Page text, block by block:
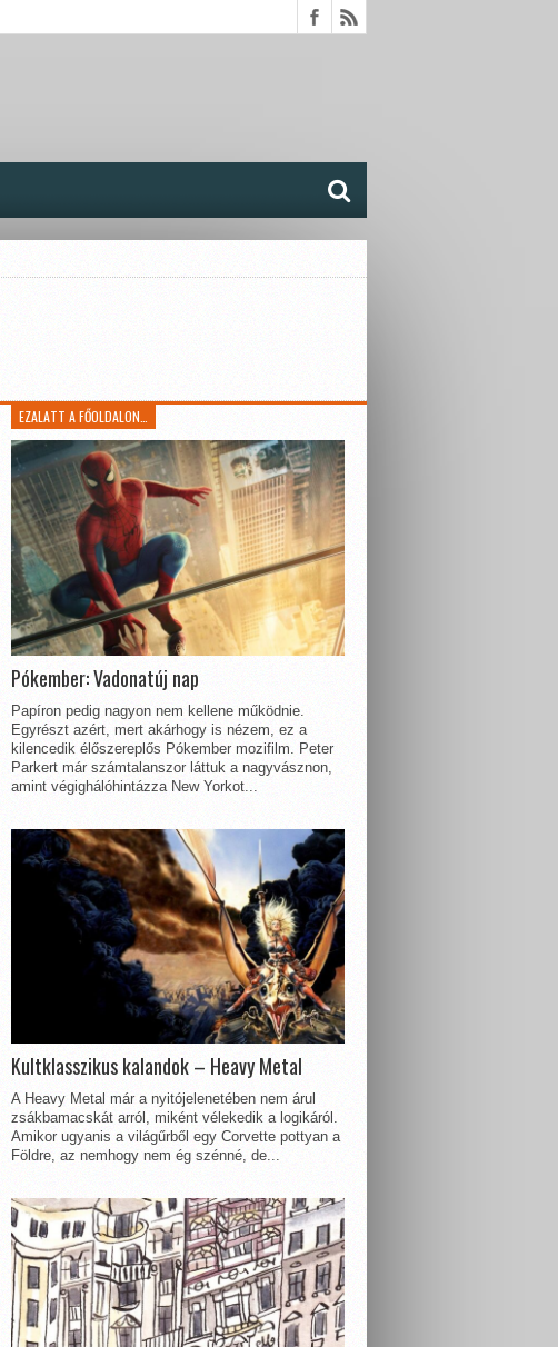
EZALATT A FŐOLDALON…
Pókember: Vadonatúj nap
Papíron pedig nagyon nem kellene működnie.
Egyrészt azért, mert akárhogy is nézem, ez a
kilencedik élőszereplős Pókember mozifilm. Peter
Parkert már számtalanszor láttuk a nagyvásznon,
amint végighálóhintázza New Yorkot...
Kultklasszikus kalandok – Heavy Metal
A Heavy Metal már a nyitójelenetében nem árul
zsákbamacskát arról, miként vélekedik a logikáról.
Amikor ugyanis a világűrből egy Corvette pottyan a
Földre, az nemhogy nem ég szénné, de...